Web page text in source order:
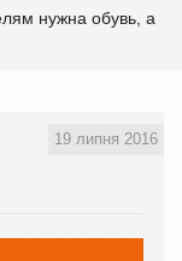
нужна обувь, а
19 липня 2016